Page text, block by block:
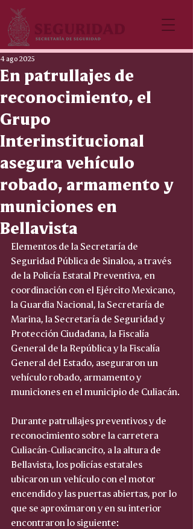
En patrullajes de
reconocimiento, el
Grupo
Interinstitucional
asegura vehículo
robado, armamento y
municiones en
Bellavista
4 ago 2025
Elementos de la Secretaría de
Seguridad Pública de Sinaloa, a través
de la Policía Estatal Preventiva, en
coordinación con el Ejército Mexicano,
la Guardia Nacional, la Secretaría de
Marina, la Secretaría de Seguridad y
Protección Ciudadana, la Fiscalía
General de la República y la Fiscalía
General del Estado, aseguraron un
vehículo robado, armamento y
municiones en el municipio de Culiacán.
Durante patrullajes preventivos y de
reconocimiento sobre la carretera
Culiacán-Culiacancito, a la altura de
Bellavista, los policías estatales
ubicaron un vehículo con el motor
encendido y las puertas abiertas, por lo
que se aproximaron y en su interior
encontraron lo siguiente: